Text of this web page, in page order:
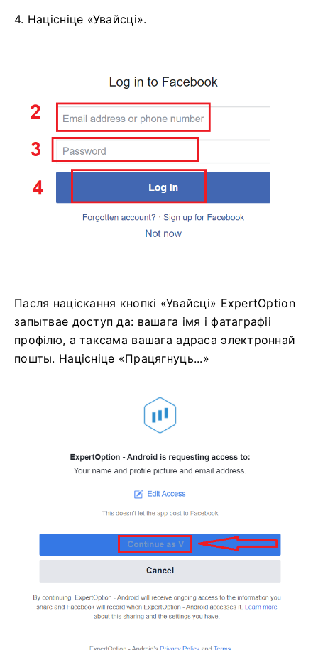
4. Націсніце «Увайсці».
Пасля націскання кнопкі «Увайсці» ExpertOption
запытвае доступ да: вашага імя і фатаграфіі
профілю, а таксама вашага адраса электроннай
пошты. Націсніце «Працягнуць...»